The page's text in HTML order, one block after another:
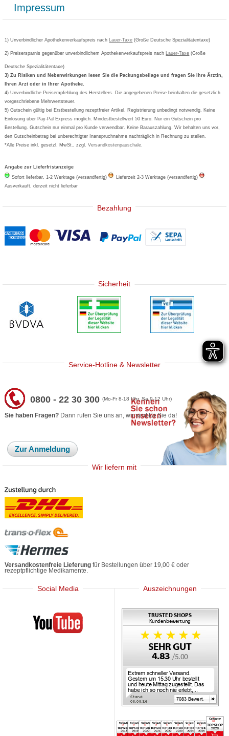
AGB
Cookie-Einstellungen
Vertrag widerrufen
Versandkosten
Bestellschein ausfüllen
Newsletteranmeldung
Gutschein und Rabatte
Kundenbewertung
Grippostad
Bepanthen
Formoline
Wick
Eucerin
Basica
Impressum
1) Unverbindlicher Apothekenverkaufspreis nach Lauer-Taxe (Große Deutsche Spezialitätentaxe)
2) Preisersparnis gegenüber unverbindlichem Apothekenverkaufspreis nach Lauer-Taxe (Große
Deutsche Spezialitätentaxe)
3) Zu Risiken und Nebenwirkungen lesen Sie die Packungsbeilage und fragen Sie Ihre Ärztin,
Ihren Arzt oder in Ihrer Apotheke.
4) Unverbindliche Preisempfehlung des Herstellers. Die angegebenen Preise beinhalten die gesetzlich
vorgeschriebene Mehrwertsteuer.
5) Gutschein gültig bei Erstbestellung rezeptfreier Artikel. Registrierung unbedingt notwendig. Keine
Einlösung über Pay-Pal Express möglich. Mindestbestellwert 50 Euro. Nur ein Gutschein pro
Bestellung. Gutschein nur einmal pro Kunde verwendbar. Keine Barauszahlung. Wir behalten uns vor,
den Gutscheinbetrag bei unberechtigter Inanspruchnahme nachträglich in Rechnung zu stellen.
*Alle Preise inkl. gesetzl. MwSt., zzgl.Versandkostenpauschale
Angabe zur Lieferfristanzeige
Sofort lieferbar, 1-2 Werktage (versandfertig)
Lieferzeit 2-3 Werktage (versandfertig)
Ausverkauft, derzeit nicht lieferbar
Bezahlung
Sicherheit
Service-Hotline & Newsletter
0800 - 22 30 300(Mo-Fr 8-18 Uhr, Sa 9-12 Uhr)
Sie haben Fragen? Dann rufen Sie uns an, wir sind für Sie da!
Zur Anmeldung
Wir liefern mit
Versandkostenfreie Lieferung für Bestellungen über 19,00 € oder
rezeptpflichtige Medikamente.
Social Media
Mediherz
Auszeichnungen